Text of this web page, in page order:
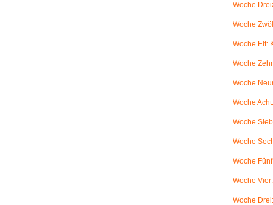
Woche
Woche
Woche Elf:
Woche
Woche
Woche
Woche
Woche
Woche
Woche
Woche